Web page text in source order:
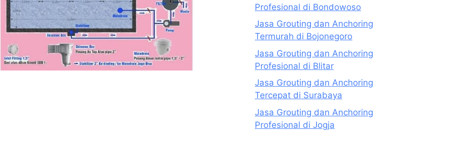
Profesional di Bondowoso
Jasa Grouting dan Anchoring
Termurah di Bojonegoro
Jasa Grouting dan Anchoring
Profesional di Blitar
Jasa Grouting dan Anchoring
Tercepat di Surabaya
Jasa Grouting dan Anchoring
Profesional di Jogja